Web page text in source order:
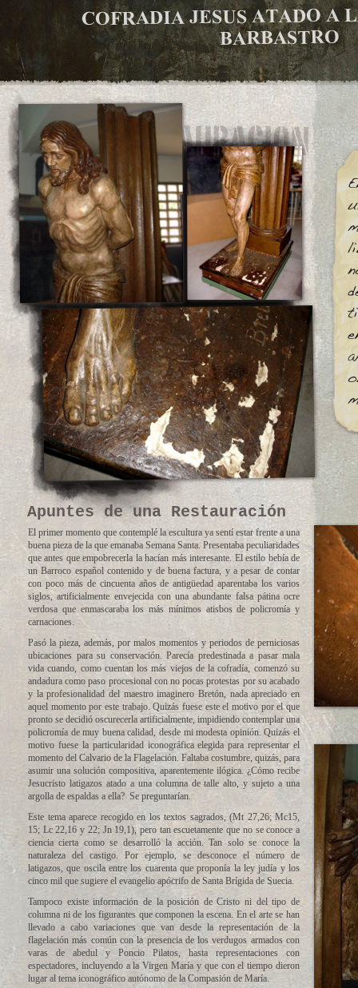
El primer momento que contemplé la escultura ya sentí estar frente a una
buena pieza de la que emanaba Semana Santa. Presentaba peculiaridades
que antes que empobrecerla la hacían más interesante. El estilo bebía de
un Barroco español contenido y de buena factura, y a pesar de contar
con poco más de cincuenta años de antigüedad aparentaba los varios
siglos, artificialmente envejecida con una abundante falsa pátina ocre
verdosa que enmascaraba los más mínimos atisbos de policromía y
carnaciones.
Pasó la pieza, además, por malos momentos y periodos de perniciosas
ubicaciones para su conservación. Parecía predestinada a pasar mala
vida cuando, como cuentan los más viejos de la cofradía, comenzó su
andadura como paso procesional con no pocas protestas por su acabado
y la profesionalidad del maestro imaginero Bretón, nada apreciado en
aquel momento por este trabajo. Quizás fuese este el motivo por el que
pronto se decidió oscurecerla artificialmente, impidiendo contemplar una
policromía de muy buena calidad, desde mi modesta opinión. Quizás el
motivo fuese la particularidad iconográfica elegida para representar el
momento del Calvario de la Flagelación. Faltaba costumbre, quizás, para
asumir una solución compositiva, aparentemente ilógica. ¿Cómo recibe
Jesucristo latigazos atado a una columna de talle alto, y sujeto a una
argolla de espaldas a ella? Se preguntarían.
Este tema aparece recogido en los textos sagrados, (Mt 27,26; Mc15,
15; Lc 22,16 y 22; Jn 19,1), pero tan escuetamente que no se conoce a
ciencia cierta como se desarrolló la acción. Tan solo se conoce la
naturaleza del castigo. Por ejemplo, se desconoce el número de
latigazos, que oscila entre los cuarenta que proponía la ley judía y los
cinco mil que sugiere el evangelio apócrifo de Santa Brígida de Suecia.
Tampoco existe información de la posición de Cristo ni del tipo de
columna ni de los figurantes que componen la escena. En el arte se han
llevado a cabo variaciones que van desde la representación de la
flagelación más común con la presencia de los verdugos armados con
varas de abedul y Poncio Pilatos, hasta representaciones con
espectadores, incluyendo a la Virgen María y que con el tiempo dieron
lugar al tema iconográfico autónomo de la Compasión de María.
Apuntes de una Restauración